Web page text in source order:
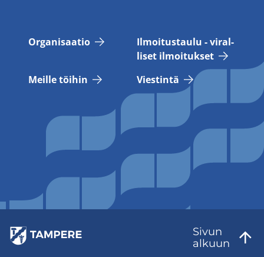
Or­ga­ni­saa­tio
Il­moi­tus­tau­lu - vi­ral­
li­set il­moi­tuk­set
Meil­le töi­hin
Vies­tin­tä
Sivun
al­kuun